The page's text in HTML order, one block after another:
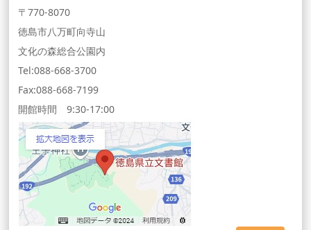
〒770-8070
徳島市八万町向寺山
文化の森総合公園内
Tel:088-668-3700
Fax:088-668-7199
開館時間 9:30-17:00